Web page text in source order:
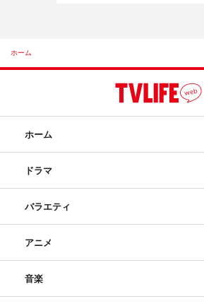
ホーム
ホーム
ドラマ
バラエティ
アニメ
音楽